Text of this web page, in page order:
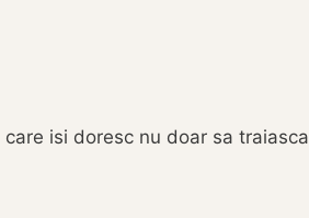
isi doresc nu doar sa traiasca